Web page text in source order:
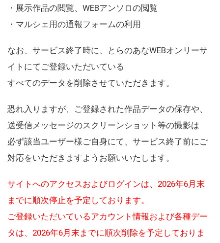
・展示作品の閲覧、WEBアンソロの閲覧
・マルシェ用の通報フォームの利用
なお、サービス終了時に、とらのあなWEBオンリーサ
イトにてご登録いただいている
すべてのデータを削除させていただきます。
恐れ入りますが、ご登録された作品データの保存や、
送受信メッセージのスクリーンショット等の撮影は
必ず該当ユーザー様ご自身にて、サービス終了前にご
対応をいただきますようお願いいたします。
サイトへのアクセスおよびログインは、2026年6月末
までに順次停止を予定しております。
ご登録いただいているアカウント情報および各種デー
タは、2026年6月末までに順次削除を予定しておりま